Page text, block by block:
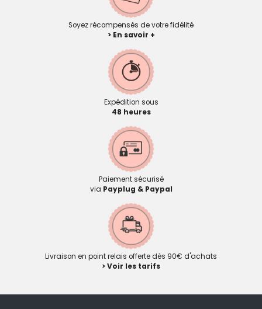
Soyez récompensés de votre fidélité
> En savoir +
Expédition sous
48 heures
Paiement sécurisé
via Payplug & Paypal
Livraison en point relais offerte dès 90€ d'achats
> Voir les tarifs